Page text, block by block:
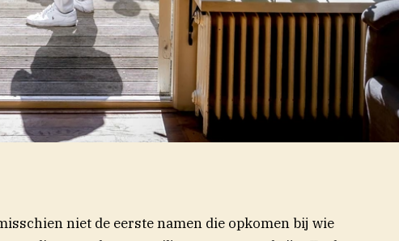
niet de eerste namen die opkomen bij wie